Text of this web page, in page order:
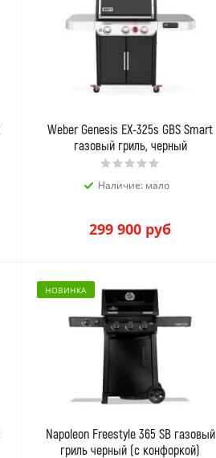
Weber Genesis EX-325s GBS Smart
газовый гриль, черный
Наличие: мало
299 900 руб
НОВИНКА
Napoleon Freestyle 365 SB газовый
гриль черный (с конфоркой)